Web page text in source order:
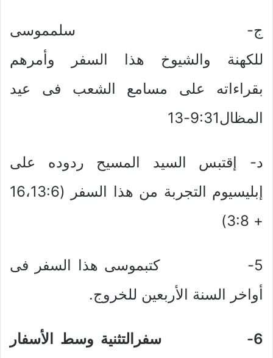
ج‌- سلمموسى
للكهنة والشيوخ هذا السفر وأمرهم
بقراءاته على مسامع الشعب فى عيد
المظال9:31-13
د- إقتبس السيد المسيح ردوده على
إبليسيوم التجربة من هذا السفر (16،13:6
+ 3:8)
5- كتبموسى هذا السفر فى
أواخر السنة الأربعين للخروج.
6-
سفرالتثنية وسط الأسفار